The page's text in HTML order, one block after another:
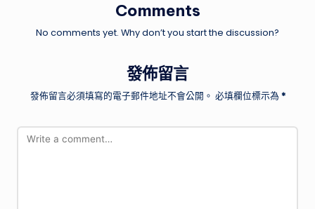
Comments
No comments yet. Why don’t you start the discussion?
發佈留言
發佈留言必須填寫的電子郵件地址不會公開。 必填欄位標示為 *